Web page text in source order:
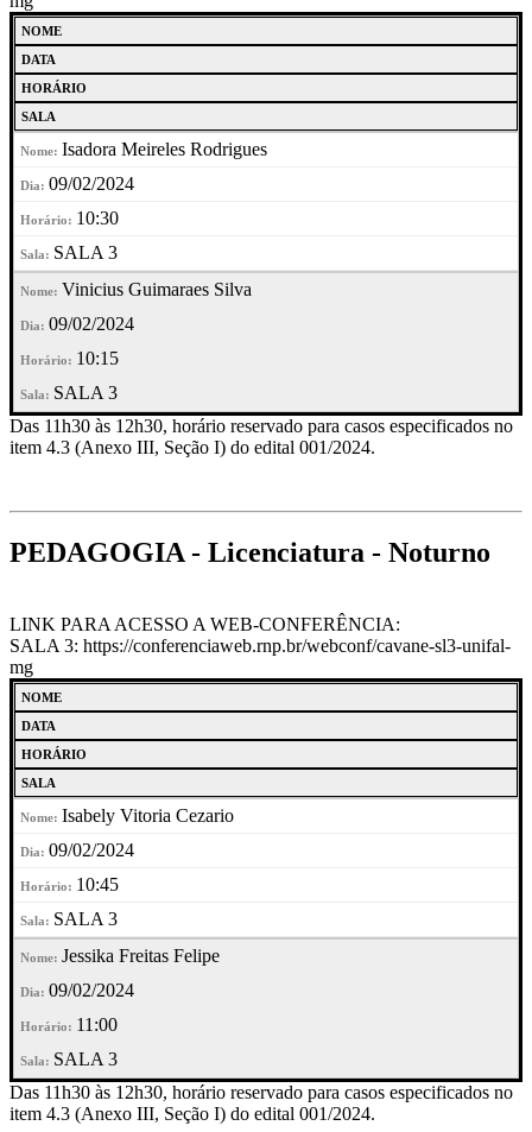
NOME
DATA
HORÁRIO
SALA
Isadora Meireles Rodrigues
09/02/2024
10:30
SALA 3
Vinicius Guimaraes Silva
09/02/2024
10:15
SALA 3
Das 11h30 às 12h30, horário reservado para casos especificados no
item 4.3 (Anexo III, Seção I) do edital 001/2024.
PEDAGOGIA - Licenciatura - Noturno
LINK PARA ACESSO A WEB-CONFERÊNCIA:
SALA 3: https://conferenciaweb.rnp.br/webconf/cavane-sl3-unifal-
mg
NOME
DATA
HORÁRIO
SALA
Isabely Vitoria Cezario
09/02/2024
10:45
SALA 3
Jessika Freitas Felipe
09/02/2024
11:00
SALA 3
Das 11h30 às 12h30, horário reservado para casos especificados no
item 4.3 (Anexo III, Seção I) do edital 001/2024.